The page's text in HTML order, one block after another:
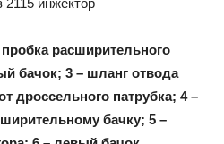
расширительного
бачок; 3 – шланг отвода
дроссельного патрубка; 4 –
бачку; 5 –